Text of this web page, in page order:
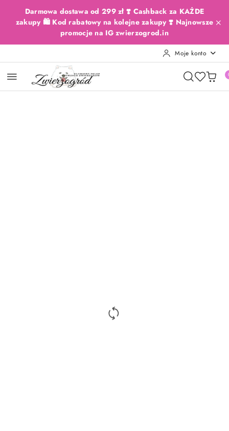
Przejdź do treści głównej
Przejdź do wyszukiwarki
Przejdź do moje konto
Przejdź do menu głównego
Przejdź do opisu produktu
Przejdź do stopki
Darmowa dostawa od 299 zł ❣️ Cashback za KAŻDE
zakupy 🛍️ Kod rabatowy na kolejne zakupy ❣️ Najnowsze
promocje na IG zwierzogrod.in
Moje konto